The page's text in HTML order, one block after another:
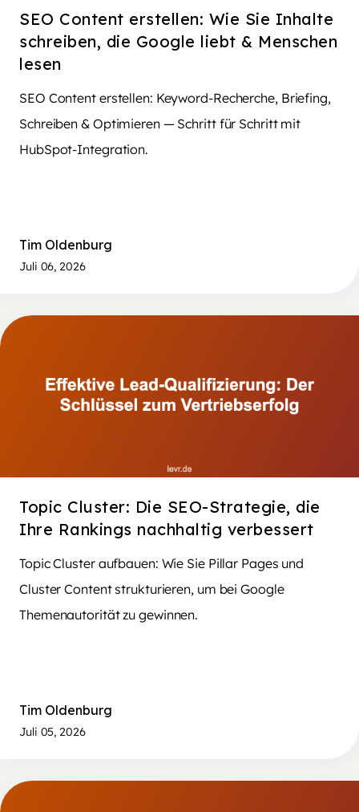
SEO Content erstellen: Wie Sie Inhalte
schreiben, die Google liebt & Menschen
lesen
SEO Content erstellen: Keyword-Recherche, Briefing,
Schreiben & Optimieren — Schritt für Schritt mit
HubSpot-Integration.
Tim Oldenburg
Juli 06, 2026
Topic Cluster: Die SEO-Strategie, die
Ihre Rankings nachhaltig verbessert
Topic Cluster aufbauen: Wie Sie Pillar Pages und
Cluster Content strukturieren, um bei Google
Themenautorität zu gewinnen.
Tim Oldenburg
Juli 05, 2026